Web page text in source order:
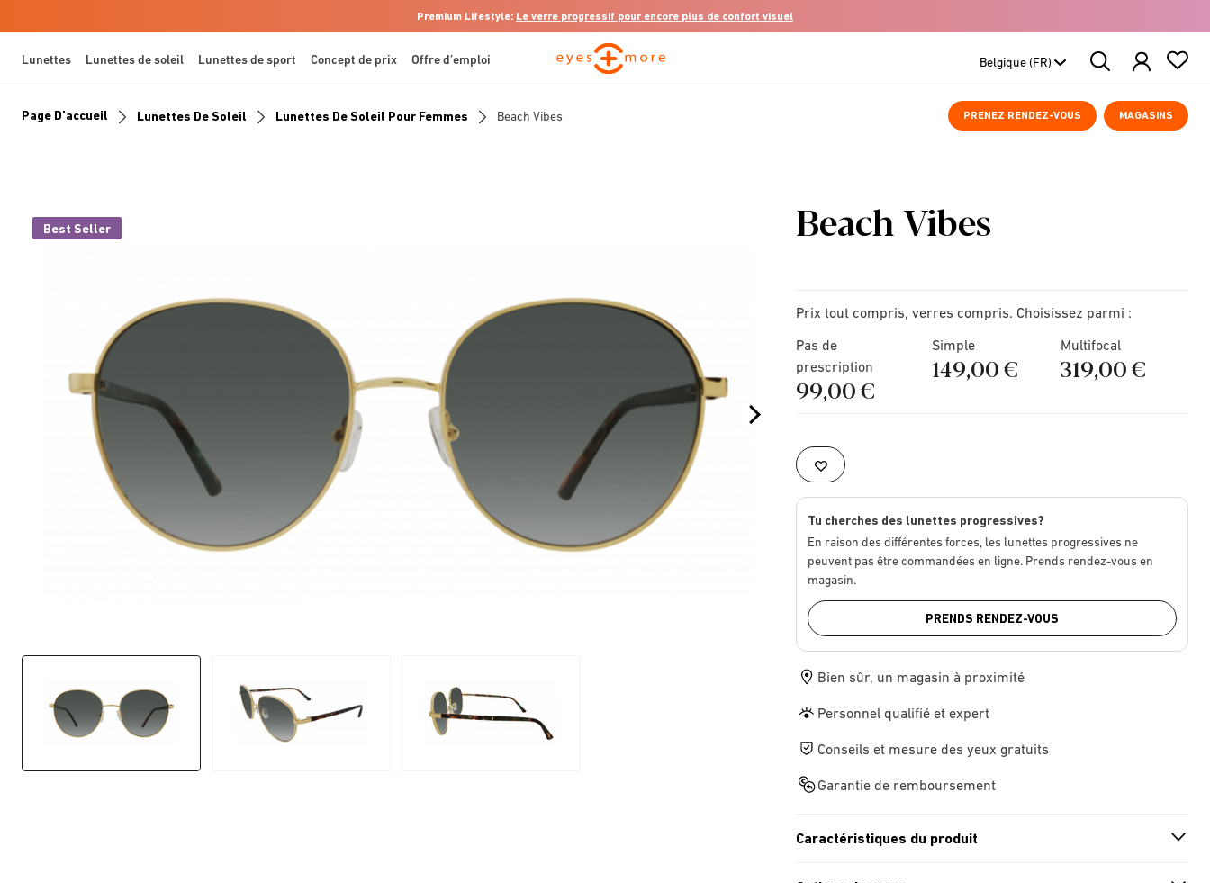
Premium Lifestyle: Le verre progressif pour encore plus de confort visuel
Lunettes Lunettes de soleil Lunettes de sport Concept de prix Offre d’emploi
Search
Products
PRENEZ RENDEZ-VOUS MAGASINS
Page D'accueil Lunettes De Soleil Lunettes De Soleil Pour Femmes Beach Vibes
Best Seller Beach Vibes
Prix tout compris, verres compris. Choisissez parmi :
Pas de
prescription
99,00 €
Simple
149,00 €
Multifocal
319,00 €
Tu cherches des lunettes progressives?
En raison des différentes forces, les lunettes progressives ne
peuvent pas être commandées en ligne. Prends rendez-vous en
magasin.
PRENDS RENDEZ-VOUS
Bien sûr, un magasin à proximité
Personnel qualifié et expert
Conseils et mesure des yeux gratuits
Garantie de remboursement
Caractéristiques du produit